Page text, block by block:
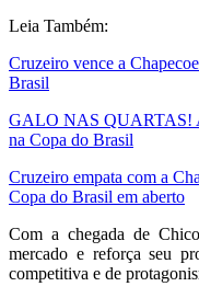
Leia Também:
Cruzeiro vence a
Brasil
GALO NAS QUARTAS!
na Copa do Brasil
Cruzeiro empata com a
Copa do Brasil em aberto
Com a chegada de
mercado e reforça seu
competitiva e de